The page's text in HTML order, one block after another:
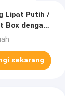
Lipat Putih /
Box dengan
sekarang